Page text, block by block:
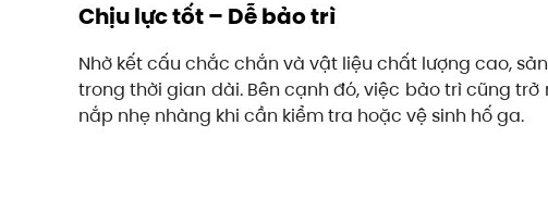
Chịu lực tốt – Dễ bảo trì
Nhờ kết cấu chắc chắn và vật liệu chất lượng cao,
trong thời gian dài. Bên cạnh đó, việc bảo trì cũng
nắp nhẹ nhàng khi cần kiểm tra hoặc vệ sinh hố ga.